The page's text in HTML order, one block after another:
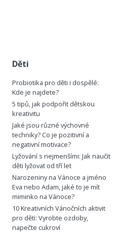
Děti
Probiotika pro děti i dospělé:
Kde je najdete?
5 tipů, jak podpořit dětskou
kreativitu
Jaké jsou různé výchovné
techniky? Co je pozitivní a
negativní motivace?
Lyžování s nejmenšími: Jak naučit
děti lyžovat od tří let
Narozeniny na Vánoce a jméno
Eva nebo Adam, jaké to je mít
miminko na Vánoce?
10 Kreativních Vánočních aktivit
pro děti: Vyrobte ozdoby,
napečte cukroví